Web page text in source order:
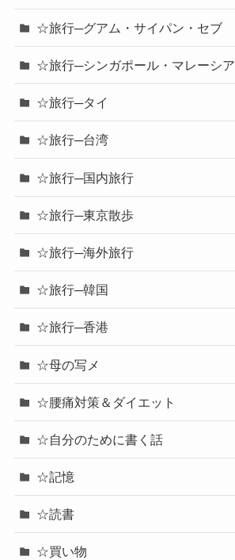
☆旅行─グアム・サイパン・セブ
☆旅行─シンガポール・マレーシア
☆旅行─タイ
☆旅行─台湾
☆旅行─国内旅行
☆旅行─東京散歩
☆旅行─海外旅行
☆旅行─韓国
☆旅行─香港
☆母の写メ
☆腰痛対策＆ダイエット
☆自分のために書く話
☆記憶
☆読書
☆買い物